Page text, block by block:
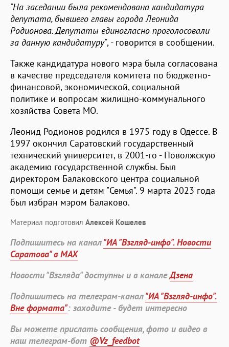
"На заседании была рекомендована кандидатура
депутата, бывшего главы города Леонида
Родионова. Депутаты единогласно проголосовали
за данную кандидатуру", - говорится в сообщении.
Также кандидатура нового мэра была согласована
в качестве председателя комитета по бюджетно-
финансовой, экономической, социальной
политике и вопросам жилищно-коммунального
хозяйства Совета МО.
Леонид Родионов родился в 1975 году в Одессе. В
1997 окончил Саратовский государственный
технический университет, в 2001-го - Поволжскую
академию государственной службы. Был
директором Балаковского центра социальной
помощи семье и детям "Семья". 9 марта 2023 года
был избран мэром Балаково.
Материал подготовил Алексей Кошелев
Подпишитесь на канал"ИА "Взгляд-инфо". Новости
Саратова" в MAX
Новости "Взгляда" доступны и в каналеДзена
Подпишитесь на телеграм-канал"ИА "Взгляд-инфо".
Вне формата": заходите - будет интересно
Вы можете прислать сообщения, фото и видео в
наш телеграм-бот @Vz_feedbot